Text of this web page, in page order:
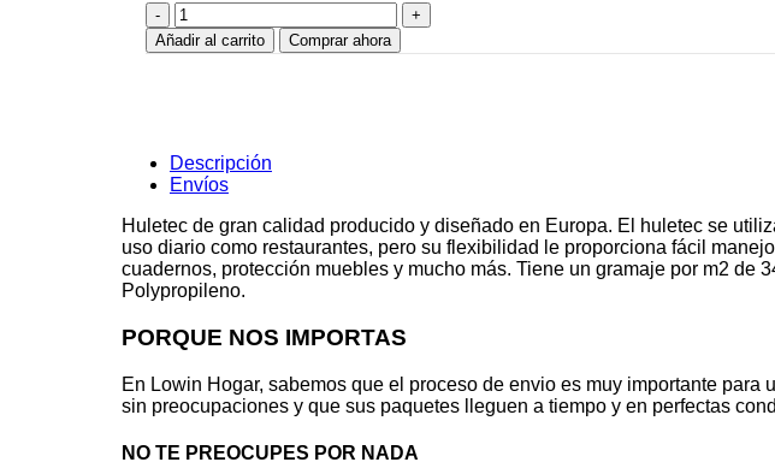
Huletec
ECO
Dobie
Añadir al carrito Comprar ahora
Descripción
Envíos
Huletec de gran calidad producido y diseñado en Europa. El huletec se
uso diario como restaurantes, pero su flexibilidad le proporciona fácil
cuadernos, protección muebles y mucho más. Tiene un gramaje por m2 de
Polypropileno.
PORQUE NOS IMPORTAS
En Lowin Hogar, sabemos que el proceso de envio es muy importante
sin preocupaciones y que sus paquetes lleguen a tiempo y en perfectas
NO TE PREOCUPES POR NADA